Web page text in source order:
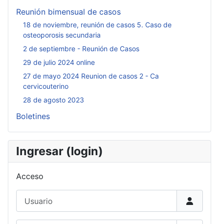
Reunión bimensual de casos
18 de noviembre, reunión de casos 5. Caso de
osteoporosis secundaria
2 de septiembre - Reunión de Casos
29 de julio 2024 online
27 de mayo 2024 Reunion de casos 2 - Ca
cervicouterino
28 de agosto 2023
Boletines
Ingresar (login)
Acceso